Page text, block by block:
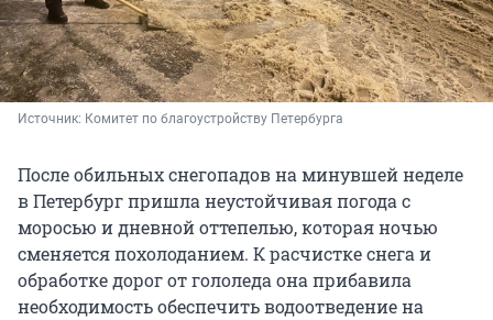
Источник: Комитет по благоустройству Петербурга
После обильных снегопадов на минувшей неделе
в Петербург пришла неустойчивая погода с
моросью и дневной оттепелью, которая ночью
сменяется похолоданием. К расчистке снега и
обработке дорог от гололеда она прибавила
необходимость обеспечить водоотведение на